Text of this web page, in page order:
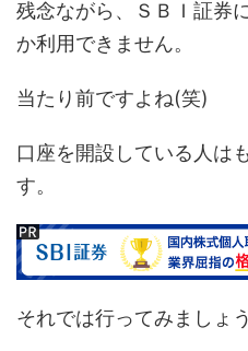
残念ながら、ＳＢＩ証券
か利用できません。
当たり前ですよね(笑)
口座を開設している人は
す。
それでは行ってみましょう